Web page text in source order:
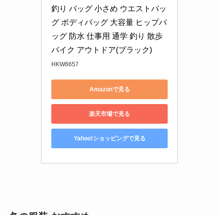
釣り バッグ 小さめ ウエストバッ
グ ボディバッグ 大容量 ヒップバ
ッグ 防水 仕事用 通学 釣り 散歩
バイク アウトドア(ブラック)
HKW6657
Amazonで見る
楽天市場で見る
Yahoo!ショッピングで見る